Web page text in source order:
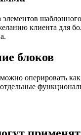
клиента для
блоков
оперировать